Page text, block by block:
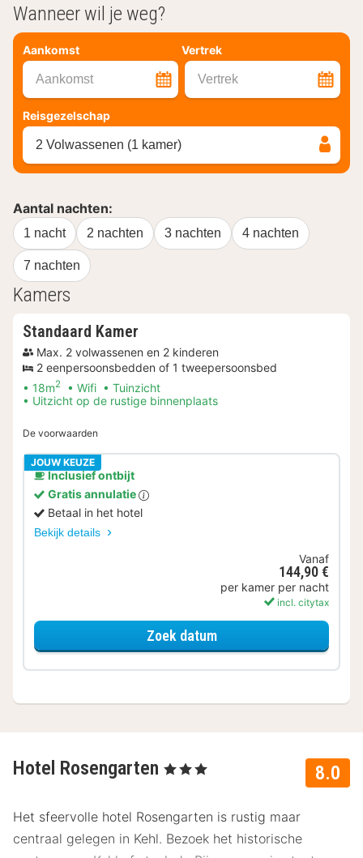
Wanneer wil je weg?
Aankomst Vertrek
Aankomst Vertrek
Reisgezelschap
2 Volwassenen (1 kamer)
Aantal nachten:
1 nacht 2 nachten 3 nachten 4 nachten
7 nachten
Kamers
Standaard Kamer
Max. 2 volwassenen en 2 kinderen
2 eenpersoonsbedden of 1 tweepersoonsbed
18m2 Wifi
Tuinzicht
Uitzicht op de rustige binnenplaats
De voorwaarden
JOUW KEUZE
Inclusief ontbijt
Gratis annulatie
Betaal in het hotel
Bekijk details
Vanaf
144,90 €
per kamer per nacht
incl. citytax
Zoek datumvoor Standaard Kamer
8.0
Hotel Rosengarten , 3 Sterren
Het sfeervolle hotel Rosengarten is rustig maar
centraal gelegen in Kehl. Bezoek het historische